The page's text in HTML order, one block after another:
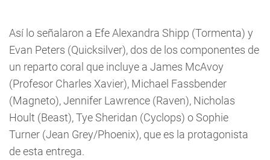
Así lo señalaron a Efe Alexandra Shipp (Tormenta) y
Evan Peters (Quicksilver), dos de los componentes de
un reparto coral que incluye a James McAvoy
(Profesor Charles Xavier), Michael Fassbender
(Magneto), Jennifer Lawrence (Raven), Nicholas
Hoult (Beast), Tye Sheridan (Cyclops) o Sophie
Turner (Jean Grey/Phoenix), que es la protagonista
de esta entrega.